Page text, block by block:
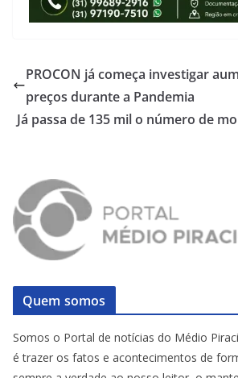
PROCON já começa investigar
preços durante a Pandemia
Já passa de 135 mil o número de
Quem somos
Somos o Portal de notícias do Médio
é trazer os fatos e acontecimentos de